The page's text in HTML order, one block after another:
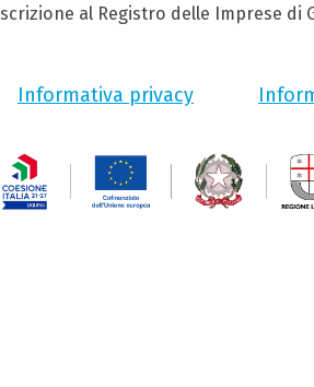
Iscrizione al Registro delle Imprese di
Informativa privacy